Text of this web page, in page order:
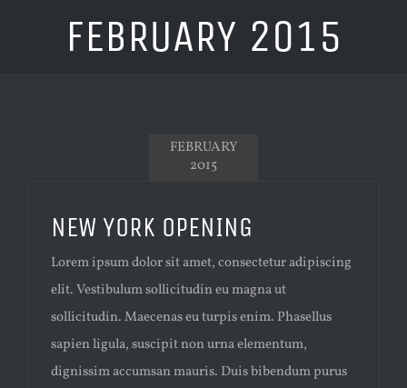
FEBRUARY 2015
FEBRUARY
2015
NEW YORK OPENING
Lorem ipsum dolor sit amet, consectetur adipiscing
elit. Vestibulum sollicitudin eu magna ut
sollicitudin. Maecenas eu turpis enim. Phasellus
sapien ligula, suscipit non urna elementum,
dignissim accumsan mauris. Duis bibendum purus